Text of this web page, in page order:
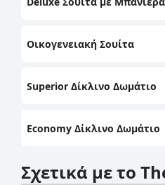
Οικογενειακή Σουίτα
Superior Δίκλινο Δωμάτιο
Economy Δίκλινο Δωμάτιο
Σχετικά με το